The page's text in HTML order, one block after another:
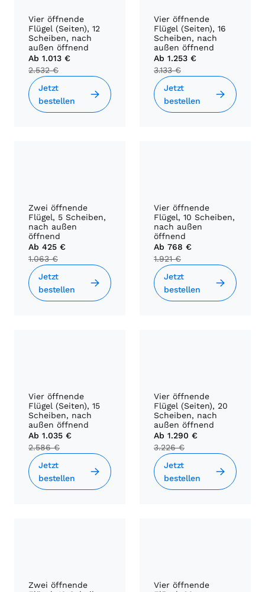
Vier öffnende
Flügel (Seiten), 12
Scheiben, nach
außen öffnend
Ab 1.013 €
2.532 €
Jetzt
bestellen
Vier öffnende
Flügel (Seiten), 16
Scheiben, nach
außen öffnend
Ab 1.253 €
3.133 €
Jetzt
bestellen
Zwei öffnende
Flügel, 5 Scheiben,
nach außen
öffnend
Ab 425 €
1.063 €
Jetzt
bestellen
Vier öffnende
Flügel, 10 Scheiben,
nach außen
öffnend
Ab 768 €
1.921 €
Jetzt
bestellen
Vier öffnende
Flügel (Seiten), 15
Scheiben, nach
außen öffnend
Ab 1.035 €
2.586 €
Jetzt
bestellen
Vier öffnende
Flügel (Seiten), 20
Scheiben, nach
außen öffnend
Ab 1.290 €
3.226 €
Jetzt
bestellen
Zwei öffnende
Vier öffnende